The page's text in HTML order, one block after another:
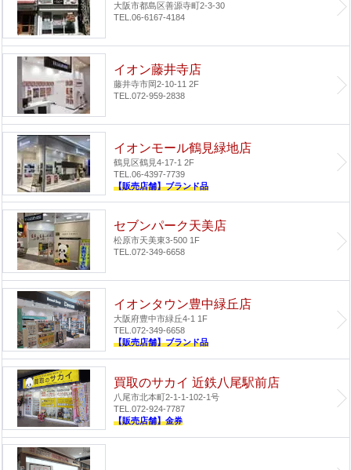
大阪市都島区善源寺町2-3-30
TEL.06-6167-4184
イオン藤井寺店
藤井寺市岡2-10-11 2F
TEL.072-959-2838
イオンモール鶴見緑地店
鶴見区鶴見4-17-1 2F
TEL.06-4397-7739
【販売店舗】ブランド品
セブンパーク天美店
松原市天美東3-500 1F
TEL.072-349-6658
イオンタウン豊中緑丘店
大阪府豊中市緑丘4-1 1F
TEL.072-349-6658
【販売店舗】ブランド品
買取のサカイ 近鉄八尾駅前店
八尾市北本町2-1-1-102-1号
TEL.072-924-7787
【販売店舗】金券